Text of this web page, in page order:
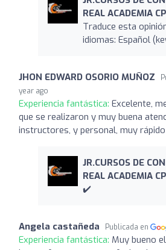
REAL ACADEMIA CP
Traduce esta
idiomas: Español
JHON EDWARD OSORIO MUÑOZ
year ago
Experiencia fantástica: Excelente,
que se realizaron y muy buena
instructores, y personal, muy
JR.CURSOS DE
REAL ACADEMIA CP
✔️
Angela castañeda Publicada en
Experiencia fantástica: Muy bueno